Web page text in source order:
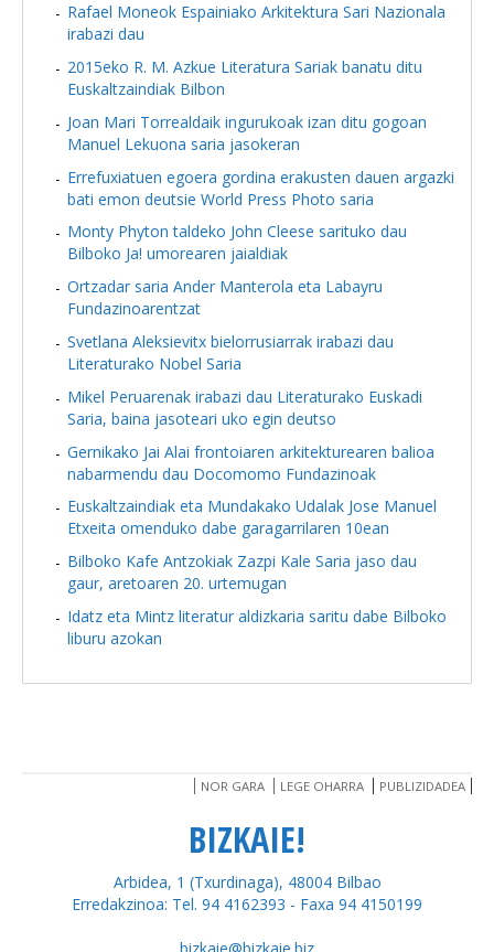
Rafael Moneok Espainiako Arkitektura Sari Nazionala
irabazi dau
2015eko R. M. Azkue Literatura Sariak banatu ditu
Euskaltzaindiak Bilbon
Joan Mari Torrealdaik ingurukoak izan ditu gogoan
Manuel Lekuona saria jasokeran
Errefuxiatuen egoera gordina erakusten dauen argazki
bati emon deutsie World Press Photo saria
Monty Phyton taldeko John Cleese sarituko dau
Bilboko Ja! umorearen jaialdiak
Ortzadar saria Ander Manterola eta Labayru
Fundazinoarentzat
Svetlana Aleksievitx bielorrusiarrak irabazi dau
Literaturako Nobel Saria
Mikel Peruarenak irabazi dau Literaturako Euskadi
Saria, baina jasoteari uko egin deutso
Gernikako Jai Alai frontoiaren arkitekturearen balioa
nabarmendu dau Docomomo Fundazinoak
Euskaltzaindiak eta Mundakako Udalak Jose Manuel
Etxeita omenduko dabe garagarrilaren 10ean
Bilboko Kafe Antzokiak Zazpi Kale Saria jaso dau
gaur, aretoaren 20. urtemugan
Idatz eta Mintz literatur aldizkaria saritu dabe Bilboko
liburu azokan
NOR GARA LEGE OHARRA PUBLIZIDADEA
BIZKAIE!
Arbidea, 1 (Txurdinaga), 48004 Bilbao
Erredakzinoa: Tel. 94 4162393 - Faxa 94 4150199